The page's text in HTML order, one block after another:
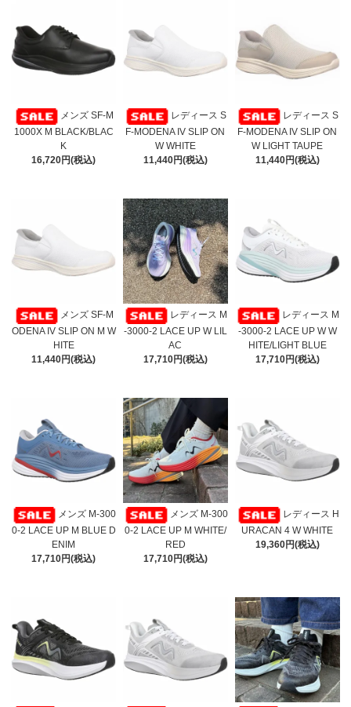
メンズ SF-M
1000X M BLACK/BLAC
K
16,720円(税込)
レディース S
F-MODENA IV SLIP ON
W WHITE
11,440円(税込)
レディース S
F-MODENA IV SLIP ON
W LIGHT TAUPE
11,440円(税込)
メンズ SF-M
ODENA IV SLIP ON M W
HITE
11,440円(税込)
レディース M
-3000-2 LACE UP W LIL
AC
17,710円(税込)
レディース M
-3000-2 LACE UP W W
HITE/LIGHT BLUE
17,710円(税込)
メンズ M-300
0-2 LACE UP M BLUE D
ENIM
17,710円(税込)
メンズ M-300
0-2 LACE UP M WHITE/
RED
17,710円(税込)
レディース H
URACAN 4 W WHITE
19,360円(税込)